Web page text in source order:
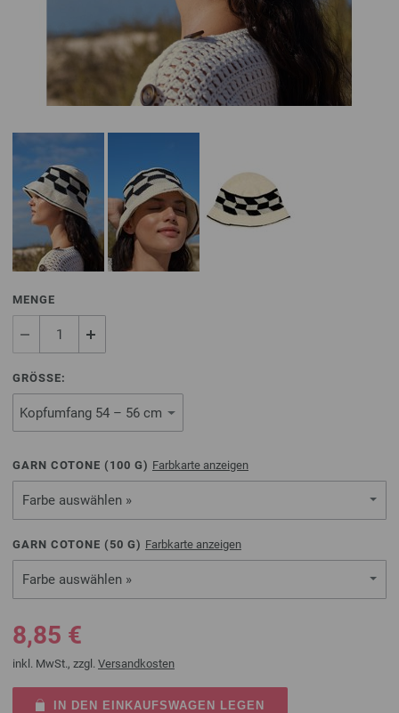
MENGE
GRÖSSE:
GARN COTONE ( 100 G) Farbkarte anzeigen
Farbe auswählen »
GARN COTONE ( 50 G) Farbkarte anzeigen
Farbe auswählen »
8,85 €
inkl. MwSt., zzgl. Versandkosten
IN DEN EINKAUFSWAGEN LEGEN